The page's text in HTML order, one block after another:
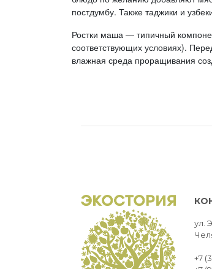
постдумбу. Также таджики и
Ростки маша — типичный
соответствующих условиях).
влажная среда проращивания
ул.
+7